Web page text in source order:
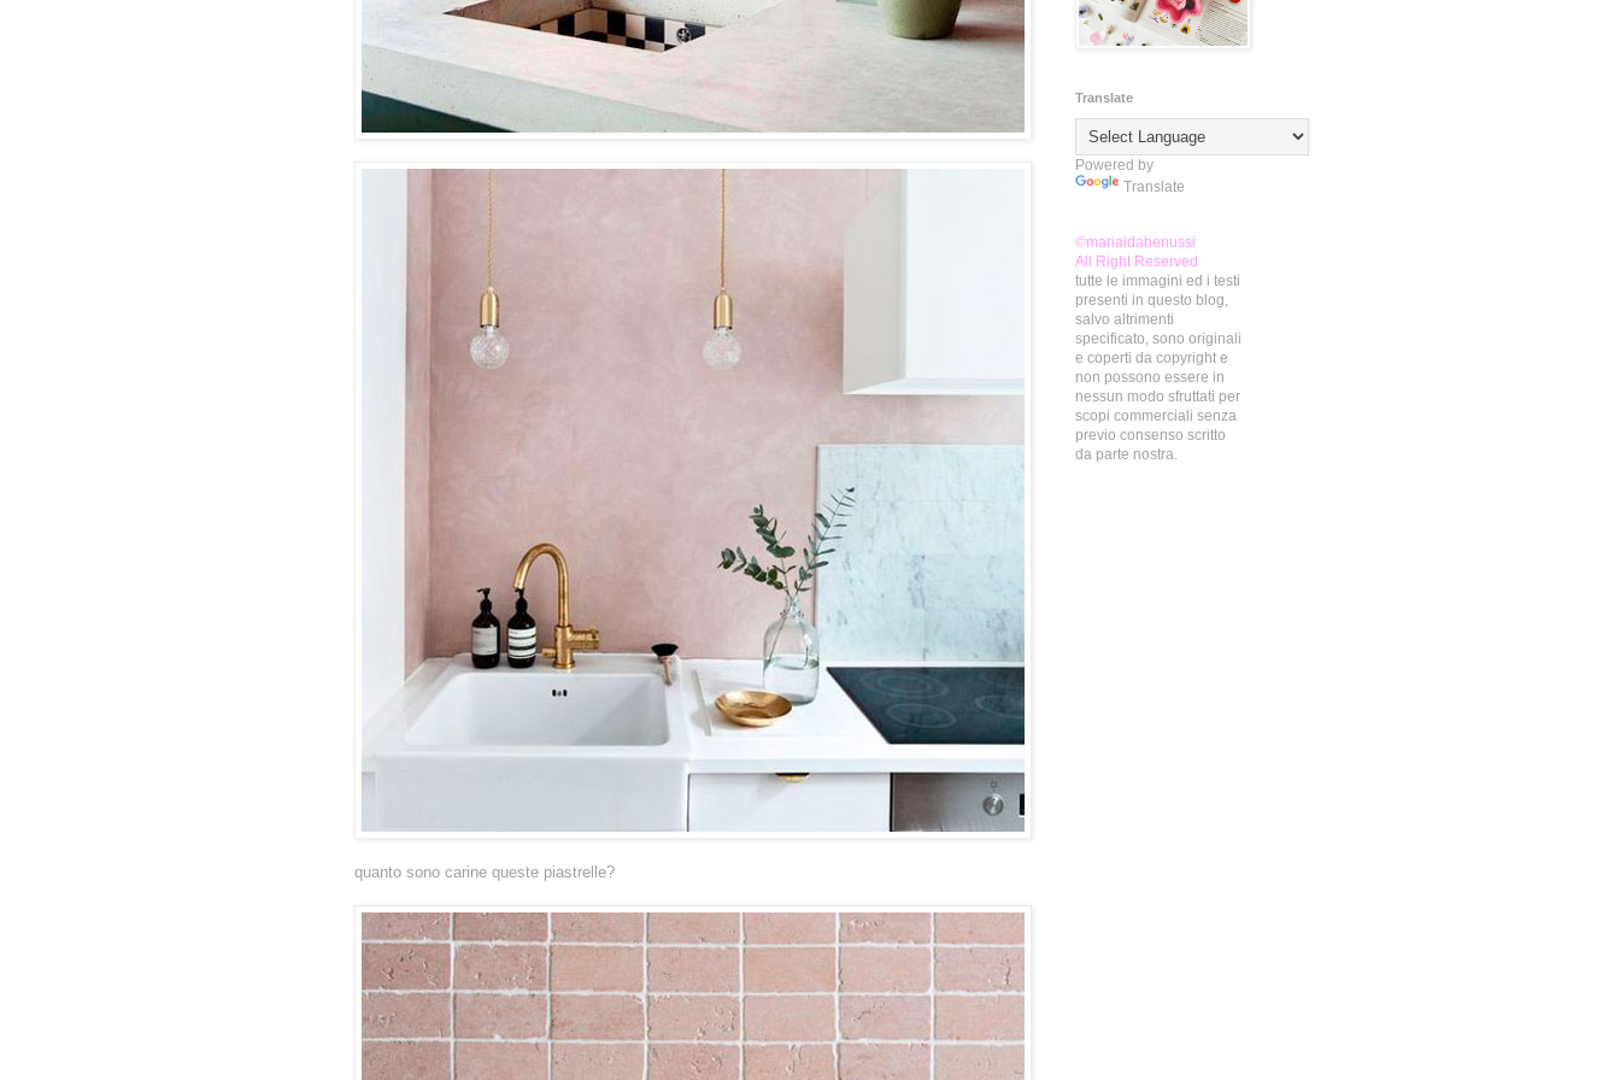
quanto sono carine queste piastrelle?
Translate
Powered by
Translate
©mariaidabenussi
All Right Reserved
tutte le immagini ed i testi
presenti in questo blog,
salvo altrimenti
specificato, sono originali
e coperti da copyright e
non possono essere in
nessun modo sfruttati per
scopi commerciali senza
previo consenso scritto
da parte nostra.